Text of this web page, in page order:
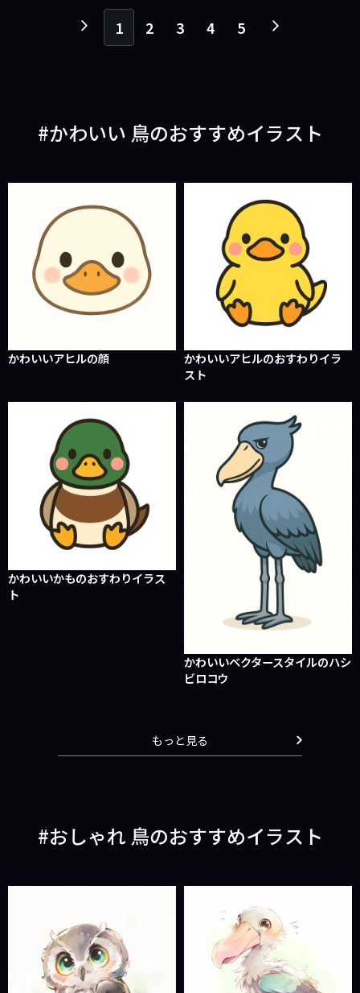
る
1 2 3 4 5
む
かわいい 鳥のおすすめイラスト
かわいいアヒルの顔
かわいいアヒルのおすわりイラ
スト
かわいいかものおすわりイラス
ト
かわいいベクタースタイルのハシ
ビロコウ
もっと見る
おしゃれ 鳥のおすすめイラスト